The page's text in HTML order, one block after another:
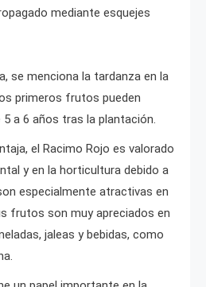
mediante esquejes
se menciona la tardanza en la
primeros frutos pueden
a 6 años tras la plantación.
el Racimo Rojo es valorado
y en la horticultura debido a
especialmente atractivas en
frutos son muy apreciados en
jaleas y bebidas, como